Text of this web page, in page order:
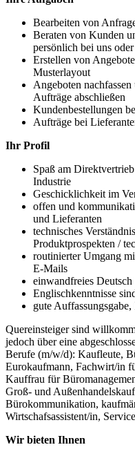
Bearbeiten von
Beraten von Kunden
persönlich bei uns
Erstellen von
Musterlayout
Angeboten
Aufträge abschließen
Kundenbestellungen
Aufträge bei
Ihr Profil
Spaß am
Industrie
Geschicklichkeit im
offen und
und Lieferanten
technisches
Produktprospekten /
routinierter Umgang
E-Mails
einwandfreies
Englischkenntnisse
gute
Quereinsteiger sind
jedoch über eine
Berufe (m/w/d): Kaufleute,
Eurokaufmann, Fachwirt/in
Kauffrau für
Groß- und
Bürokommunikation,
Wirtschafsassistent/in,
Wir bieten Ihnen